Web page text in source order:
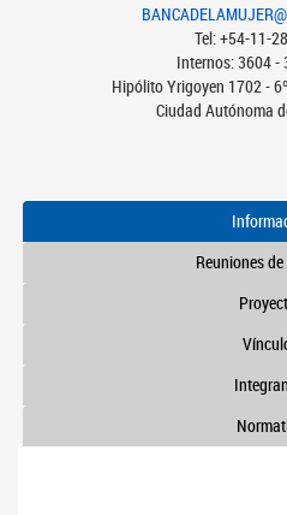
Tel: +54-11-
Internos: 3604 -
Hipólito Yrigoyen 1702 -
Ciudad Autónoma
Reuniones